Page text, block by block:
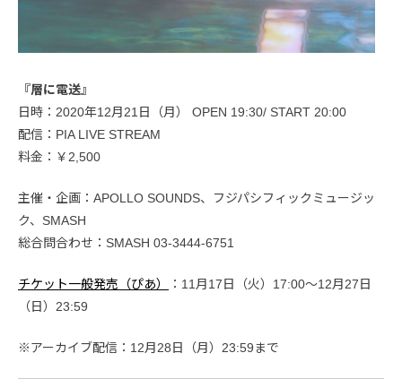
『層に電送』
日時：2020年12月21日（月） OPEN 19:30/ START 20:00
配信：PIA LIVE STREAM
料金：￥2,500
主催・企画：APOLLO SOUNDS、フジパシフィックミュージッ
ク、SMASH
総合問合わせ：SMASH 03-3444-6751
チケット一般発売（ぴあ）
：11月17日（火）17:00〜12月27日
（日）23:59
※アーカイブ配信：12月28日（月）23:59まで